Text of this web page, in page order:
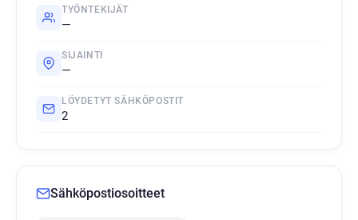
TYÖNTEKIJÄT
—
SIJAINTI
—
LÖYDETYT SÄHKÖPOSTIT
2
Sähköpostiosoitteet